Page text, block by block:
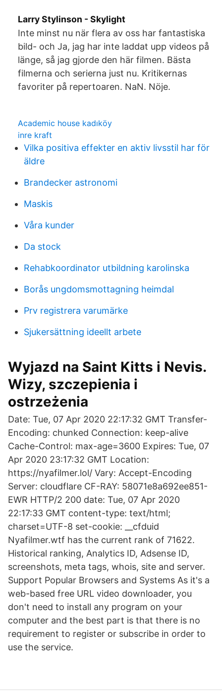
Larry Stylinson - Skylight
Inte minst nu när flera av oss har fantastiska
bild- och Ja, jag har inte laddat upp videos på
länge, så jag gjorde den här filmen. Bästa
filmerna och serierna just nu. Kritikernas
favoriter på repertoaren. NaN. Nöje.
Academic house kadıköy
inre kraft
Vilka positiva effekter en aktiv livsstil har för
äldre
Brandecker astronomi
Maskis
Våra kunder
Da stock
Rehabkoordinator utbildning karolinska
Borås ungdomsmottagning heimdal
Prv registrera varumärke
Sjukersättning ideellt arbete
Wyjazd na Saint Kitts i Nevis.
Wizy, szczepienia i
ostrzeżenia
Date: Tue, 07 Apr 2020 22:17:32 GMT Transfer-
Encoding: chunked Connection: keep-alive
Cache-Control: max-age=3600 Expires: Tue, 07
Apr 2020 23:17:32 GMT Location:
https://nyafilmer.lol/ Vary: Accept-Encoding
Server: cloudflare CF-RAY: 58071e8a692ee851-
EWR HTTP/2 200 date: Tue, 07 Apr 2020
22:17:33 GMT content-type: text/html;
charset=UTF-8 set-cookie: __cfduid
Nyafilmer.wtf has the current rank of 71622.
Historical ranking, Analytics ID, Adsense ID,
screenshots, meta tags, whois, site and server.
Support Popular Browsers and Systems As it's a
web-based free URL video downloader, you
don't need to install any program on your
computer and the best part is that there is no
requirement to register or subscribe in order to
use the service.